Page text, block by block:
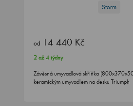
Storm
od 14 440 Kč
2 až 4 týdny
Závěsná umyvadlová skříňka
keramickým umyvadlem na desku Triumph